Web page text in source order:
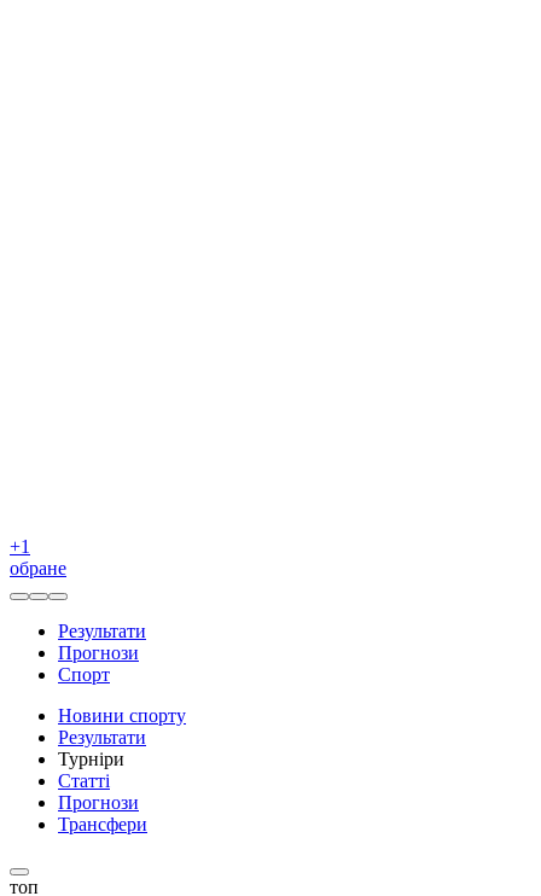
+1
обране
Результати
Прогнози
Спорт
Новини спорту
Результати
Турніри
Статті
Прогнози
Трансфери
топ